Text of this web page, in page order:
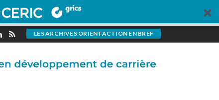
LES ARCHIVES ORIENTACTION EN BREF